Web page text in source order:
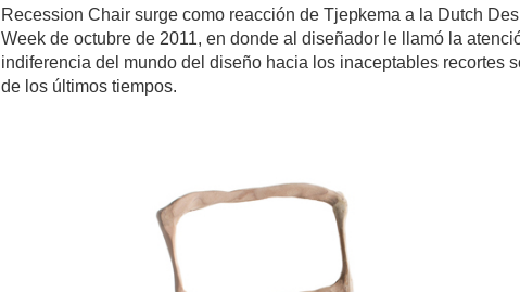
Recession Chair surge como reacción de Tjepkema a la Dutch
Week de octubre de 2011, en donde al diseñador le llamó la
indiferencia del mundo del diseño hacia los inaceptables recortes
de los últimos tiempos.